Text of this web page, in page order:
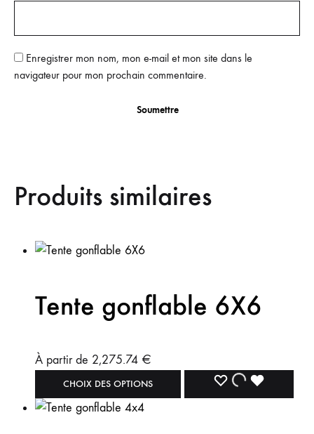
Enregistrer mon nom, mon e-mail et mon site dans le
navigateur pour mon prochain commentaire.
Produits similaires
Tente gonflable 6X6
À partir de 2,275.74 €
CHOIX DES OPTIONS